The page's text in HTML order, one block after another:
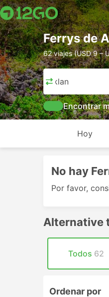
Ferrys de
62 viajes (USD 9 –
Aklan
Encontrar
Hoy
No hay
Por favor,
Alternative
Todos 62
Ordenar por